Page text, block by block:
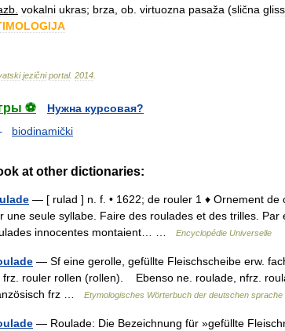
vokalni ukras; brza ob virtuozna pasaža (slična
jezični portal. 2014
⚽
Нужна курсовая?
biodinamički
at other dictionaries:
— [ rulad ] n. f. • 1622; de rouler 1 ♦ Ornement
une seule syllabe. Faire des roulades et des trilles.
innocentes montaient… …
Encyclopédie Universelle
— Sf eine gerolle, gefüllte Fleischscheibe erw.
frz. rouler rollen (rollen). Ebenso ne. roulade, nfrz.
frz …
Etymologisches Wörterbuch der deutschen sprache
— Roulade: Die Bezeichnung für »gefüllte